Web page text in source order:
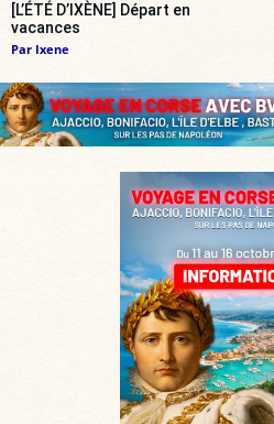
[L’ÉTÉ D’IXÈNE] Départ en
vacances
Par Ixene